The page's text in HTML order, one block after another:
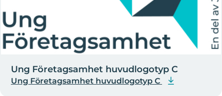
Ung Företagsamhet huvudlogotyp C
Ung Företagsamhet huvudlogotyp C